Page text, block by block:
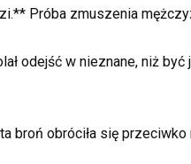
Próba zmuszenia
odejść w nieznane, niż być
broń obróciła się